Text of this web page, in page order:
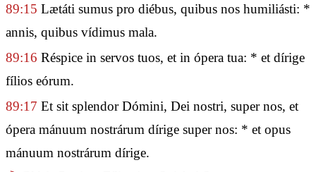
89:15 Lætáti sumus pro diébus, quibus nos humiliásti: *
annis, quibus vídimus mala.
89:16 Réspice in servos tuos, et in ópera tua: * et dírige
fílios eórum.
89:17 Et sit splendor Dómini, Dei nostri, super nos, et
ópera mánuum nostrárum dírige super nos: * et opus
mánuum nostrárum dírige.